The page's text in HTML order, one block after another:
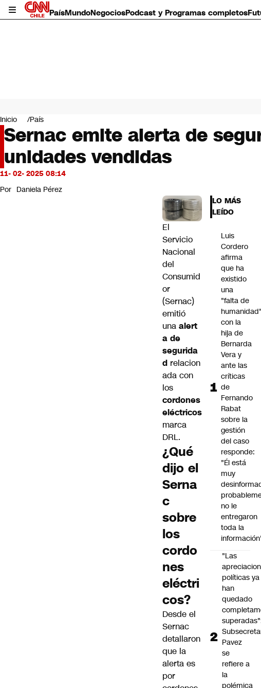
PaísMundoNegociosPodcast y Programas completos
Mundo
Negocios
Deportes
Programas completos
Cultura
Servicios
Bits
CNN Data
Inicio País
Sernac emite alerta de
unidades vendidas
11- 02- 2025 08:14
Por Daniela Pérez
El
Servicio
Nacional
del
Consumid
or
(Sernac)
emitió
una alert
a de
segurida
d relacion
ada con
los
cordones
eléctricos
marca
DRL.
¿Qué
dijo el
Serna
c
sobre
los
cordo
nes
eléctri
cos?
Desde el
Sernac
detallaron
que la
alerta es
por
LO MÁS
LEÍDO
Luis
Cordero
afirma
que ha
existido
una
"falta de
humanidad"
con la
hija de
Bernarda
Vera y
ante las
críticas
de
Fernando
Rabat
sobre la
gestión
del caso
responde:
"Él está
muy
no le
entregaron
toda la
"Las
políticas ya
han
quedado
Pavez
se
refiere a
la
polémica